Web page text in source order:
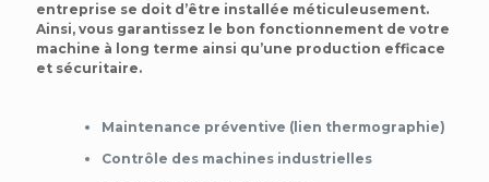
entreprise se doit d’être installée méticuleusement.
Ainsi, vous garantissez le bon fonctionnement de votre
machine à long terme ainsi qu’une production efficace
et sécuritaire.
Maintenance préventive (lien thermographie)
Contrôle des machines industrielles